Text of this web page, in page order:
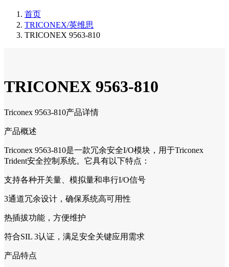
首页
TRICONEX/英维思
TRICONEX 9563-810
TRICONEX 9563-810
Triconex 9563-810产品详情
产品概述
Triconex 9563-810是一款冗余安全I/O模块，用于Triconex
Trident安全控制系统。它具有以下特点：
支持各种开关量、模拟量和串行I/O信号
3通道冗余设计，确保系统高可用性
热插拔功能，方便维护
符合SIL 3认证，满足安全关键应用需求
产品特点